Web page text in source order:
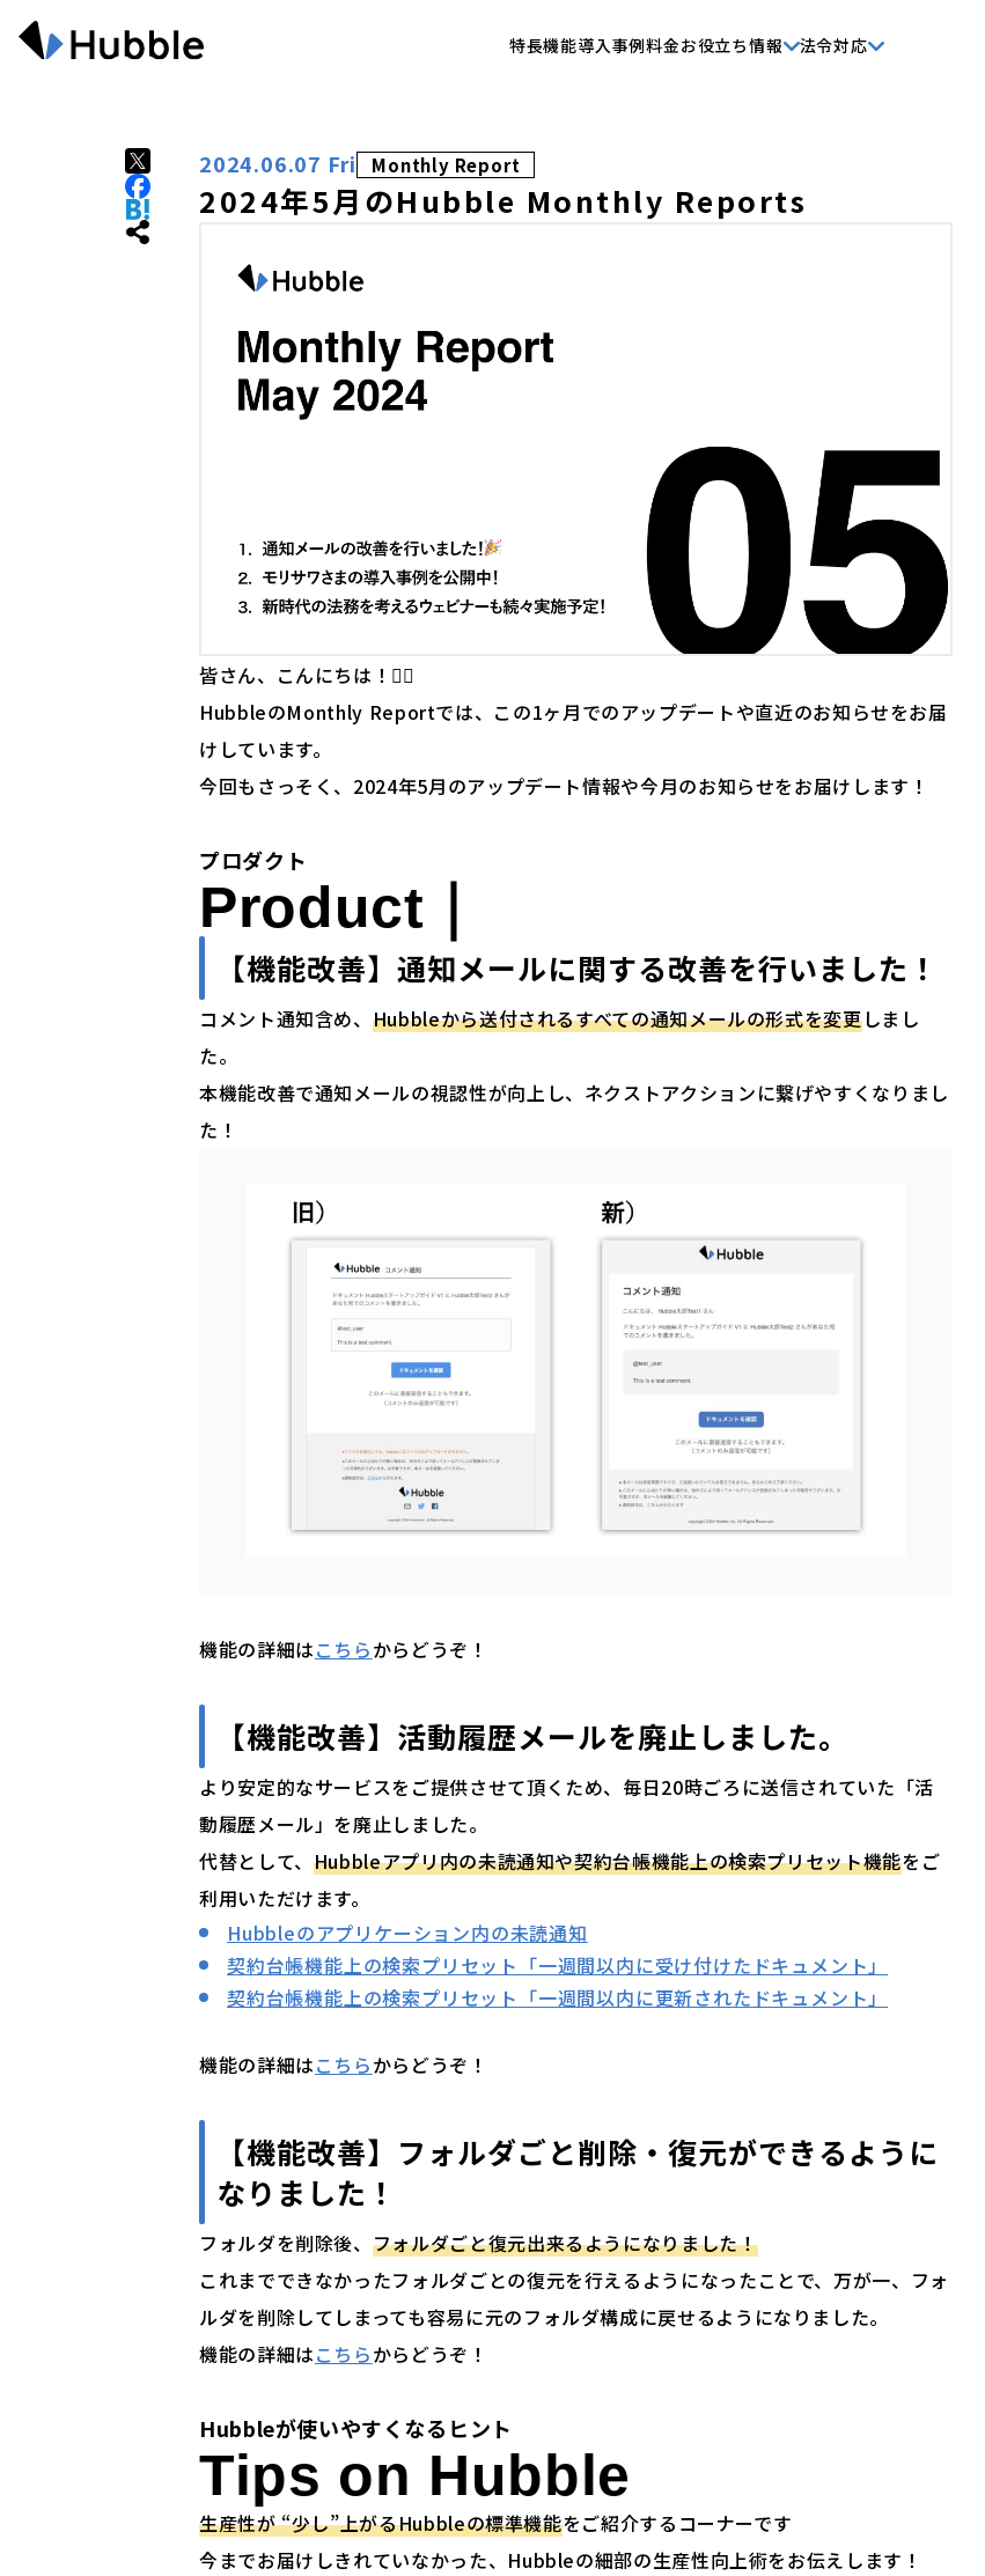
特長機能導入事例料金お役立ち情報 法令対応
2024.06.07 Fri Monthly Report
2024年5月のHubble Monthly Reports
皆さん、こんにちは！🙋‍♂️
HubbleのMonthly Reportでは、この1ヶ月でのアップデートや直近のお知らせをお届
けしています。
今回もさっそく、2024年5月のアップデート情報や今月のお知らせをお届けします！
プロダクト
Product｜
【機能改善】 通知メールに関する改善を行いました！
コメント通知含め、 Hubbleから送付されるすべての通知メールの形式を変更しまし
た。
本機能改善で通知メールの視認性が向上し、ネクストアクションに繋げやすくなりまし
た！
機能の詳細はこちらからどうぞ！
【機能改善】 活動履歴メールを廃止しました。
より安定的なサービスをご提供させて頂くため、毎日20時ごろに送信されていた「活
動履歴メール」を廃止しました。
代替として、 Hubbleアプリ内の未読通知や契約台帳機能上の検索プリセット機能をご
利用いただけます。
Hubbleのアプリケーション内の未読通知
契約台帳機能上の検索プリセット「一週間以内に受け付けたドキュメント」
契約台帳機能上の検索プリセット「一週間以内に更新されたドキュメント」
機能の詳細はこちらからどうぞ！
【機能改善】フォルダごと削除・復元ができるように
なりました！
フォルダを削除後、 フォルダごと復元出来るようになりました！
これまでできなかったフォルダごとの復元を行えるようになったことで、万が一、フォ
ルダを削除してしまっても容易に元のフォルダ構成に戻せるようになりました。
機能の詳細はこちらからどうぞ！
Hubbleが使いやすくなるヒント
Tips on Hubble
生産性が “少し”上がるHubbleの標準機能をご紹介するコーナーです
今までお届けしきれていなかった、Hubbleの細部の生産性向上術をお伝えします！